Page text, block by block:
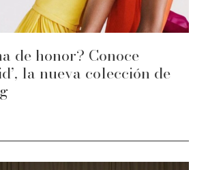
de honor? Conoce
la nueva colección de